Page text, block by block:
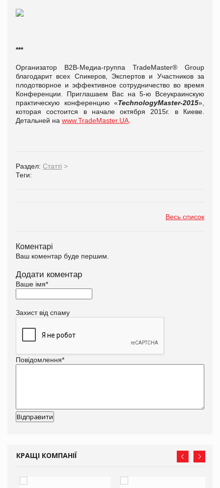
***
Организатор B2B-Медиа-группа TradeMaster® Group
благодарит всех Спикеров, Экспертов и Участников за
плодотворное и эффективное сотрудничество во время
Конференции. Приглашаем Вас на 5-ю Всеукраинскую
практическую конференцию «TechnologyMaster-2015»,
которая состоится в начале октября 2015г. в Киеве.
Детальней на www.TradeMaster.UA
Раздел: Статті >
Теги:
Весь список
Коментарі
Ваш коментар буде першим.
Додати коментар
Ваше імя*
Захист від спаму
Повідомлення*
КРАЩІ КОМПАНІЇ